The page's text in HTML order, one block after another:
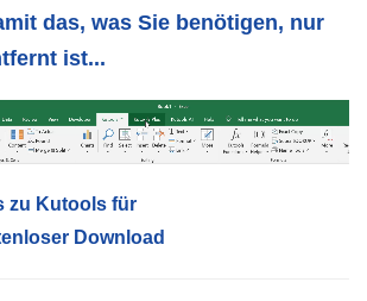
das, was Sie benötigen, nur
ist...
zu Kutools für
Download